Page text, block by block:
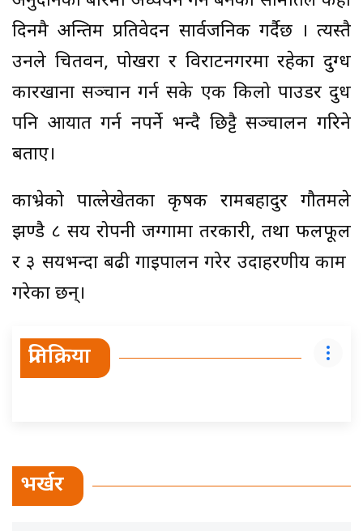
दिनमै अन्तिम प्रतिवेदन सार्वजनिक गर्दैछ । त्यस्तै
उनले चितवन, पोखरा र विराटनगरमा रहेका दुग्ध
कारखाना सञ्चान गर्न सके एक किलो पाउडर दुध
पनि आयात गर्न नपर्ने भन्दै छिट्टै सञ्चालन गरिने
बताए।
काभ्रेको पात्लेखेतका कृषक रामबहादुर गौतमले
झण्डै ८ सय रोपनी जग्गामा तरकारी, तथा फलफूल
र ३ सयभन्दा बढी गाइपालन गरेर उदाहरणीय काम
गरेका छन्।
प्रतिक्रिया
भर्खर